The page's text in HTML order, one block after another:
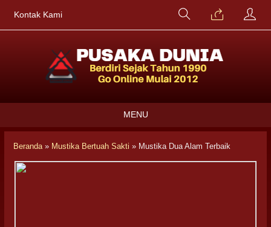
Kontak Kami
MENU
Beranda» Mustika Bertuah Sakti » Mustika Dua Alam Terbaik